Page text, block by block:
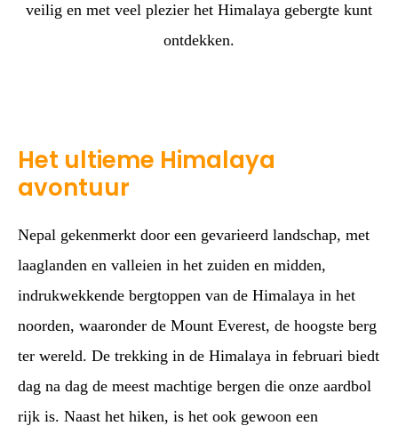
veilig en met veel plezier het Himalaya gebergte kunt
ontdekken.
Het ultieme Himalaya
avontuur
Nepal gekenmerkt door een gevarieerd landschap, met
laaglanden en valleien in het zuiden en midden,
indrukwekkende bergtoppen van de Himalaya in het
noorden, waaronder de Mount Everest, de hoogste berg
ter wereld. De trekking in de Himalaya in februari biedt
dag na dag de meest machtige bergen die onze aardbol
rijk is. Naast het hiken, is het ook gewoon een